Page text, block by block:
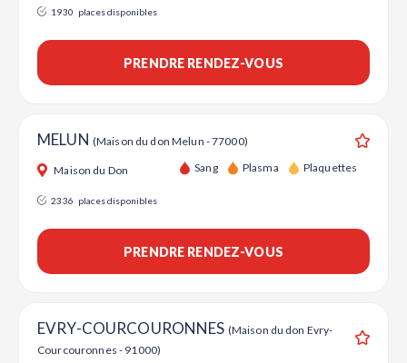
1930 places disponibles
PRENDRE RENDEZ-VOUS
MELUN (Maison du don Melun - 77000)
Maison du Don Sang Plasma Plaquettes
2336 places disponibles
PRENDRE RENDEZ-VOUS
EVRY-COURCOURONNES (Maison du don Evry-
Courcouronnes - 91000)